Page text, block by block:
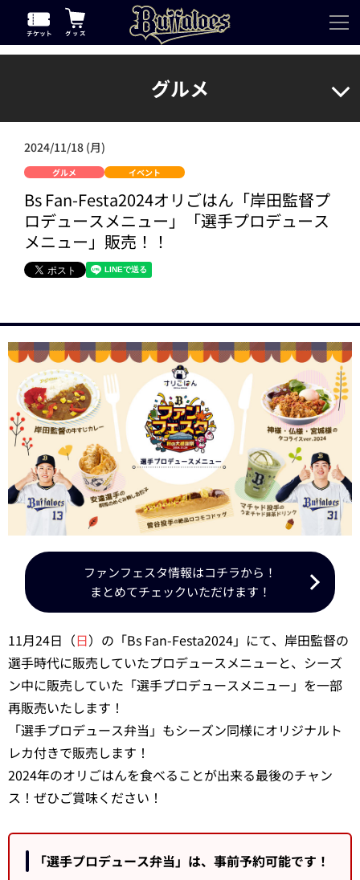
グルメ
2024/11/18 (月)
グルメ イベント
Bs Fan-Festa2024オリごはん「岸田監督プ
ロデュースメニュー」「選手プロデュース
メニュー」販売！！
ファンフェスタ情報はコチラから！
まとめてチェックいただけます！
11月24日（日）の「Bs Fan-Festa2024」にて、岸田監督の
選手時代に販売していたプロデュースメニューと、シーズ
ン中に販売していた「選手プロデュースメニュー」を一部
再販売いたします！
「選手プロデュース弁当」もシーズン同様にオリジナルト
レカ付きで販売します！
2024年のオリごはんを食べることが出来る最後のチャン
ス！ぜひご賞味ください！
「選手プロデュース弁当」は、事前予約可能です！